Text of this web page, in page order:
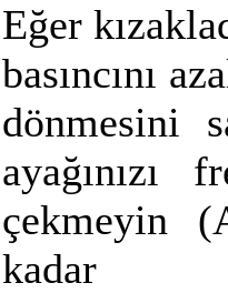
Eğer
basıncını
dönmesini
ayağınızı
çekmeyin